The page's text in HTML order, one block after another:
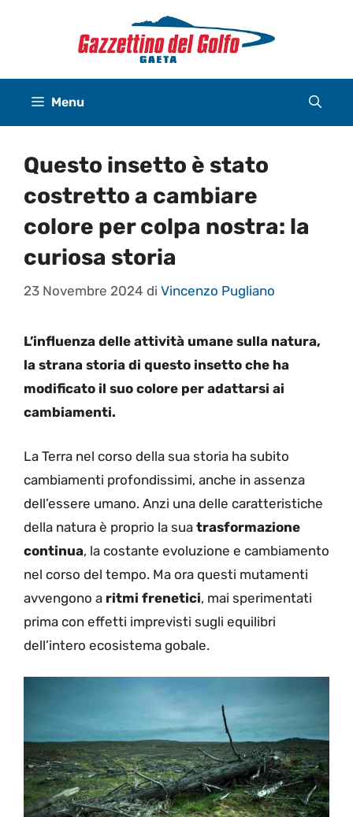
Menu
Questo insetto è stato
costretto a cambiare
colore per colpa nostra: la
curiosa storia
23 Novembre 2024 di Vincenzo Pugliano
L’influenza delle attività umane sulla natura,
la strana storia di questo insetto che ha
modificato il suo colore per adattarsi ai
cambiamenti.
La Terra nel corso della sua storia ha subito
cambiamenti profondissimi, anche in assenza
dell’essere umano. Anzi una delle caratteristiche
della natura è proprio la sua trasformazione
continua, la costante evoluzione e cambiamento
nel corso del tempo. Ma ora questi mutamenti
avvengono a ritmi frenetici, mai sperimentati
prima con effetti imprevisti sugli equilibri
dell’intero ecosistema gobale.